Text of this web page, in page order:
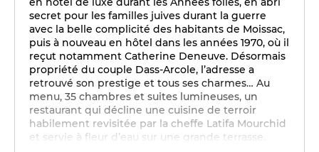
secret pour les familles juives durant la guerre
avec la belle complicité des habitants de Moissac,
puis à nouveau en hôtel dans les années 1970, où il
reçut notamment Catherine Deneuve. Désormais
propriété du couple Dass-Arcole, l’adresse a
retrouvé son prestige et tous ses charmes… Au
menu, 35 chambres et suites lumineuses, un
restaurant qui décline une cuisine de terroir
habilement revisitée par la cheffe Latifa Mourchid
et servie à fleur d’eau sur une grande terrasse.